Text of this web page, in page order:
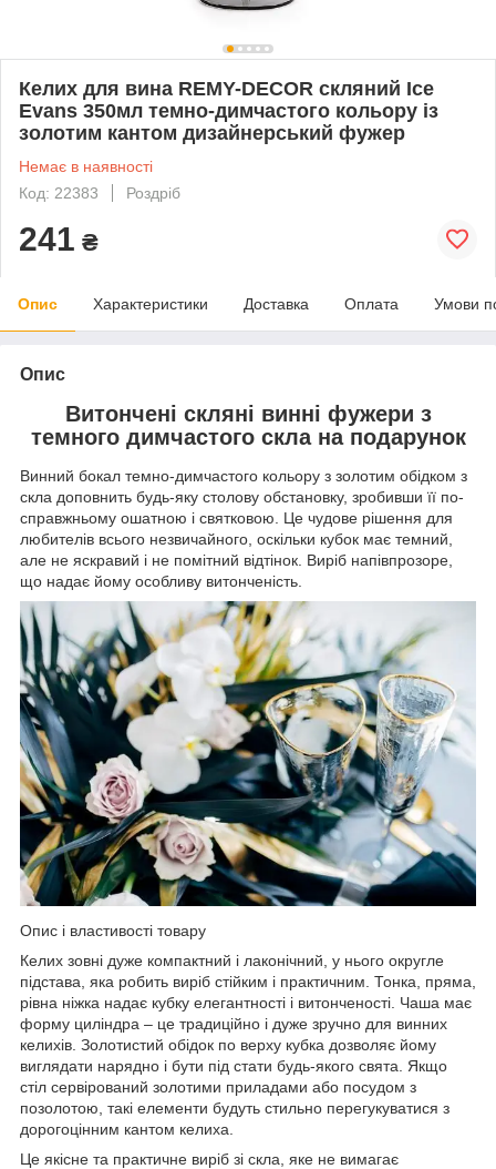
Келих для вина REMY-DECOR скляний Ice
Evans 350мл темно-димчастого кольору із
золотим кантом дизайнерський фужер
Немає в наявності
Код: 22383
Роздріб
241 ₴
Опис Характеристики Доставка Оплата Умови
Опис
Витончені скляні винні фужери з
темного димчастого скла на подарунок
Винний бокал темно-димчастого кольору з золотим обідком з
скла доповнить будь-яку столову обстановку, зробивши її по-
справжньому ошатною і святковою. Це чудове рішення для
любителів всього незвичайного, оскільки кубок має темний,
але не яскравий і не помітний відтінок. Виріб напівпрозоре,
що надає йому особливу витонченість.
Опис і властивості товару
Келих зовні дуже компактний і лаконічний, у нього округле
підстава, яка робить виріб стійким і практичним. Тонка, пряма,
рівна ніжка надає кубку елегантності і витонченості. Чаша має
форму циліндра – це традиційно і дуже зручно для винних
келихів. Золотистий обідок по верху кубка дозволяє йому
виглядати нарядно і бути під стати будь-якого свята. Якщо
стіл сервірований золотими приладами або посудом з
позолотою, такі елементи будуть стильно перегукуватися з
дорогоцінним кантом келиха.
Це якісне та практичне виріб зі скла, яке не вимагає